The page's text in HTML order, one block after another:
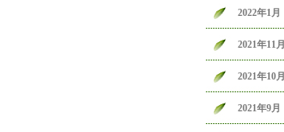
2022年1月
2021年11月
2021年10月
2021年9月